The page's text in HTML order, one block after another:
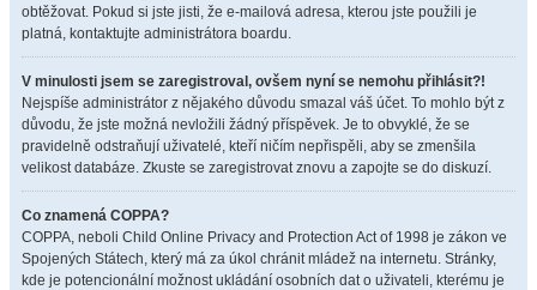
obtěžovat. Pokud si jste jisti, že e-mailová adresa, kterou jste použili je
platná, kontaktujte administrátora boardu.
V minulosti jsem se zaregistroval, ovšem nyní se nemohu přihlásit?!
Nejspíše administrátor z nějakého důvodu smazal váš účet. To mohlo být z
důvodu, že jste možná nevložili žádný příspěvek. Je to obvyklé, že se
pravidelně odstraňují uživatelé, kteří ničím nepřispěli, aby se zmenšila
velikost databáze. Zkuste se zaregistrovat znovu a zapojte se do diskuzí.
Co znamená COPPA?
COPPA, neboli Child Online Privacy and Protection Act of 1998 je zákon ve
Spojených Státech, který má za úkol chránit mládež na internetu. Stránky,
kde je potencionální možnost ukládání osobních dat o uživateli, kterému je